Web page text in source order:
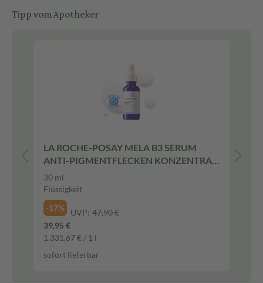
Tipp vom Apotheker
LA ROCHE-POSAY MELA B3 SERUM
ANTI-PIGMENTFLECKEN KONZENTRAT
30 ml Flüssigkeit
30 ml
Flüssigkeit
-17%
UVP: 47,90 €
39,95 €
1.331,67 € / 1 l
sofort lieferbar